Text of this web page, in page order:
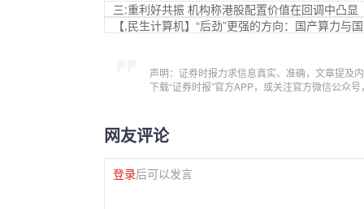
三:重利好共振 机构称港股配置价值在回调中凸显
【,民生计算机】“后劲”更强的方向：国产算力与
声明：证券时报力求信息真实、准确，文章提及
下载“证券时报”官方APP，或关注官方微信公众
网友评论
登录后可以发言